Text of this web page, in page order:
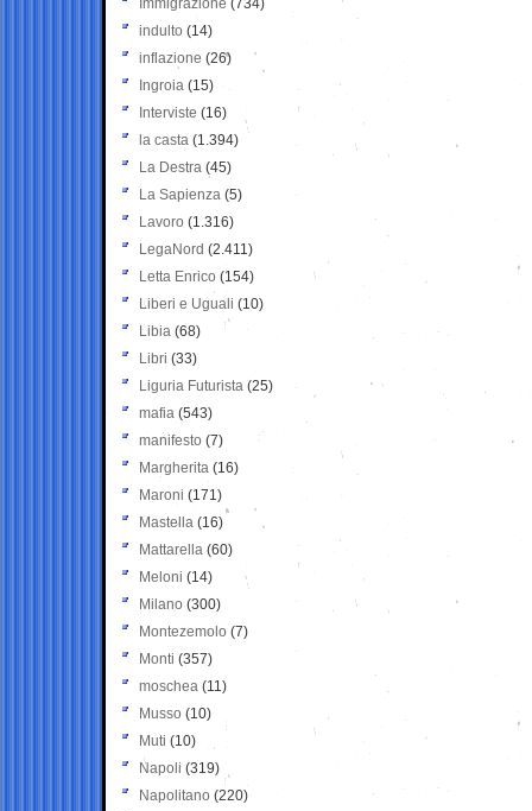
Immigrazione (734)
indulto (14)
inflazione (26)
Ingroia (15)
Interviste (16)
la casta (1.394)
La Destra (45)
La Sapienza (5)
Lavoro (1.316)
LegaNord (2.411)
Letta Enrico (154)
Liberi e Uguali (10)
Libia (68)
Libri (33)
Liguria Futurista (25)
mafia (543)
manifesto (7)
Margherita (16)
Maroni (171)
Mastella (16)
Mattarella (60)
Meloni (14)
Milano (300)
Montezemolo (7)
Monti (357)
moschea (11)
Musso (10)
Muti (10)
Napoli (319)
Napolitano (220)